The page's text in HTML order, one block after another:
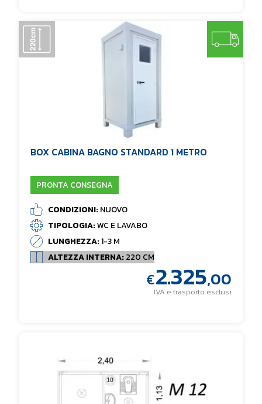
BOX CABINA BAGNO STANDARD 1 METRO
PRONTA CONSEGNA
CONDIZIONI:NUOVO
TIPOLOGIA:WC E LAVABO
LUNGHEZZA:1-3 M
ALTEZZA INTERNA:220 CM
€2.325,00
IVA e trasporto esclusi